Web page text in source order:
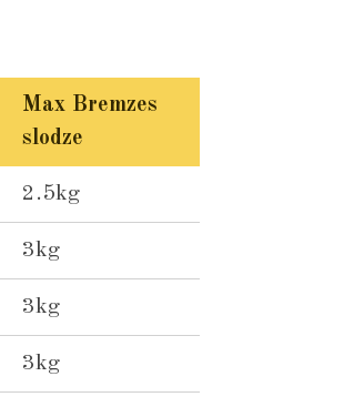
Max Bremzes
slodze
2.5kg
3kg
3kg
3kg